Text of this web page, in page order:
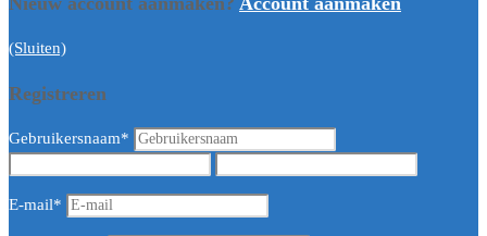
(Sluiten)
Registreren
Gebruikersnaam*
E-mail*